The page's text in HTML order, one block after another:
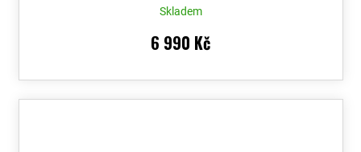
Skladem
6 990 Kč